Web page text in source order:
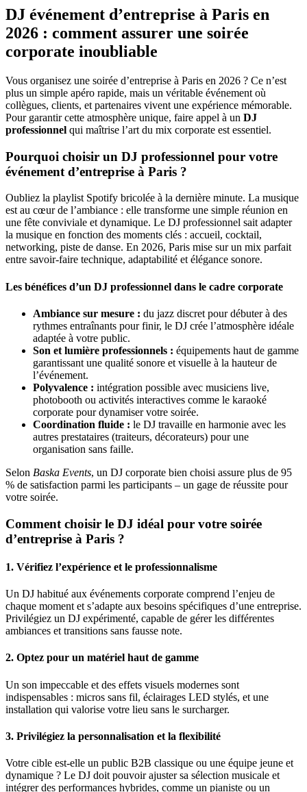
DJ événement d’entreprise à Paris en
2026 : comment assurer une soirée
corporate inoubliable
Vous organisez une soirée d’entreprise à Paris en 2026 ? Ce n’est
plus un simple apéro rapide, mais un véritable événement où
collègues, clients, et partenaires vivent une expérience mémorable.
Pour garantir cette atmosphère unique, faire appel à un DJ
professionnel qui maîtrise l’art du mix corporate est essentiel.
Pourquoi choisir un DJ professionnel pour votre
événement d’entreprise à Paris ?
Oubliez la playlist Spotify bricolée à la dernière minute. La musique
est au cœur de l’ambiance : elle transforme une simple réunion en
une fête conviviale et dynamique. Le DJ professionnel sait adapter
la musique en fonction des moments clés : accueil, cocktail,
networking, piste de danse. En 2026, Paris mise sur un mix parfait
entre savoir-faire technique, adaptabilité et élégance sonore.
Les bénéfices d’un DJ professionnel dans le cadre corporate
Ambiance sur mesure : du jazz discret pour débuter à des
rythmes entraînants pour finir, le DJ crée l’atmosphère idéale
adaptée à votre public.
Son et lumière professionnels : équipements haut de gamme
garantissant une qualité sonore et visuelle à la hauteur de
l’événement.
Polyvalence : intégration possible avec musiciens live,
photobooth ou activités interactives comme le karaoké
corporate pour dynamiser votre soirée.
Coordination fluide : le DJ travaille en harmonie avec les
autres prestataires (traiteurs, décorateurs) pour une
organisation sans faille.
Selon Baska Events, un DJ corporate bien choisi assure plus de 95
% de satisfaction parmi les participants – un gage de réussite pour
votre soirée.
Comment choisir le DJ idéal pour votre soirée
d’entreprise à Paris ?
1. Vérifiez l’expérience et le professionnalisme
Un DJ habitué aux événements corporate comprend l’enjeu de
chaque moment et s’adapte aux besoins spécifiques d’une entreprise.
Privilégiez un DJ expérimenté, capable de gérer les différentes
ambiances et transitions sans fausse note.
2. Optez pour un matériel haut de gamme
Un son impeccable et des effets visuels modernes sont
indispensables : micros sans fil, éclairages LED stylés, et une
installation qui valorise votre lieu sans le surcharger.
3. Privilégiez la personnalisation et la flexibilité
Votre cible est-elle un public B2B classique ou une équipe jeune et
dynamique ? Le DJ doit pouvoir ajuster sa sélection musicale et
intégrer des performances hybrides, comme un pianiste ou un